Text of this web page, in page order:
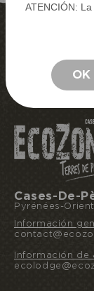
Cases-De-
Pyrénées-
Información
Información de
ATENCIÓN:
OK